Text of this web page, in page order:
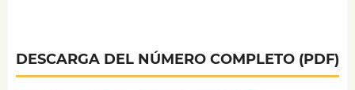
DESCARGA DEL NÚMERO COMPLETO (PDF)